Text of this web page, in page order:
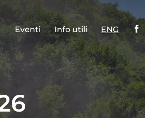
Eventi Info utili ENG